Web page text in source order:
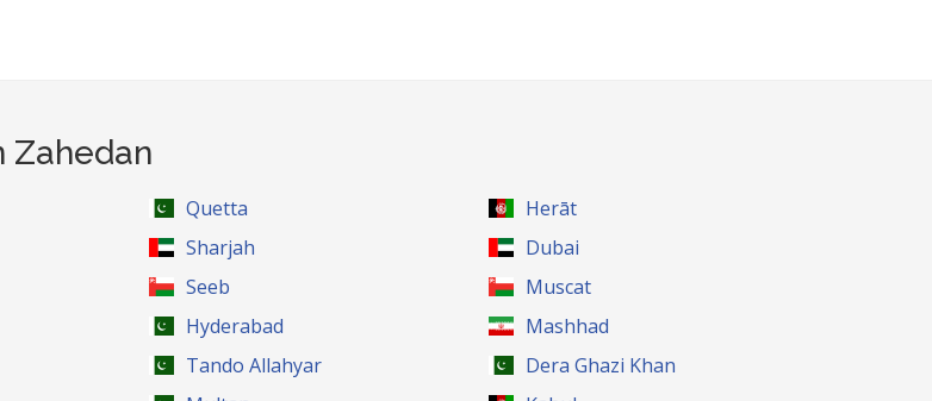
Zahedan
Quetta
Herāt
Sharjah
Dubai
Seeb
Muscat
Hyderabad
Mashhad
Tando Allahyar
Dera Ghazi Khan